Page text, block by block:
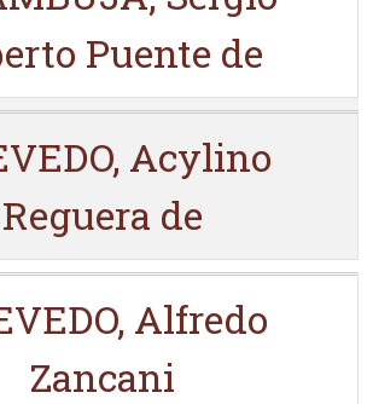
Puente de
Acylino
Reguera de
Alfredo
Zancani